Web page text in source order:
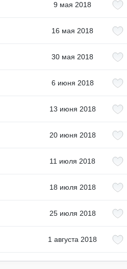
9 мая 2018
16 мая 2018
30 мая 2018
6 июня 2018
13 июня 2018
20 июня 2018
11 июля 2018
18 июля 2018
25 июля 2018
1 августа 2018